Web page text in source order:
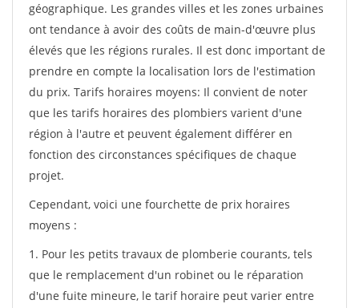
géographique. Les grandes villes et les zones urbaines
ont tendance à avoir des coûts de main-d'œuvre plus
élevés que les régions rurales. Il est donc important de
prendre en compte la localisation lors de l'estimation
du prix. Tarifs horaires moyens: Il convient de noter
que les tarifs horaires des plombiers varient d'une
région à l'autre et peuvent également différer en
fonction des circonstances spécifiques de chaque
projet.
Cependant, voici une fourchette de prix horaires
moyens :
1. Pour les petits travaux de plomberie courants, tels
que le remplacement d'un robinet ou le réparation
d'une fuite mineure, le tarif horaire peut varier entre